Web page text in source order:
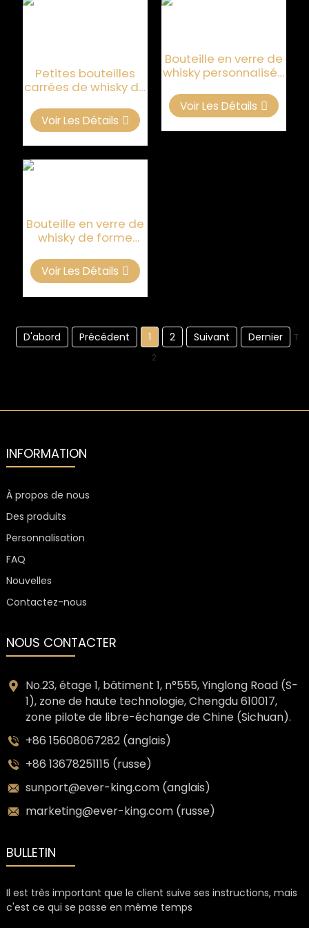
Petites bouteilles
carrées de whisky de
de luxe
Voir Les Détails
Bouteille en verre de
whisky personnalisée
Voir Les Détails
Bouteille en verre de
whisky de forme
de 750 ml
Voir Les Détails
D'abord Précédent 1 2 Suivant Dernier
2
INFORMATION
À propos de nous
Des produits
Personnalisation
FAQ
Nouvelles
Contactez-nous
NOUS CONTACTER
No.23, étage 1, bâtiment 1, n°555, Yinglong Road (S-
1), zone de haute technologie, Chengdu 610017,
zone pilote de libre-échange de Chine (Sichuan).
+86 15608067282 (anglais)
+86 13678251115 (russe)
sunport@ever-king.com (anglais)
marketing@ever-king.com (russe)
BULLETIN
Il est très important que le client suive ses instructions, mais
c'est ce qui se passe en même temps